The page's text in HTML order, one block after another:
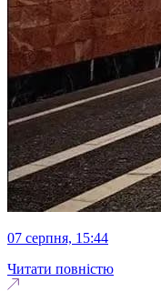
07 серпня, 15:44
Читати повністю